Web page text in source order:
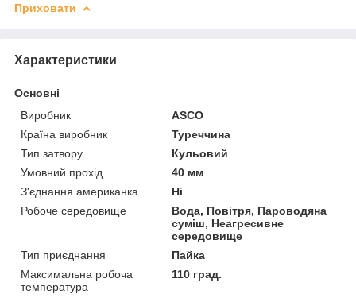
Приховати
Характеристики
Основні
Виробник
ASCO
Країна виробник
Туреччина
Тип затвору
Кульовий
Умовний прохід
40 мм
З'єднання американка
Ні
Робоче середовище
Вода, Повітря, Пароводяна
суміш, Неагресивне
середовище
Тип приєднання
Пайка
Максимальна робоча
температура
110 град.